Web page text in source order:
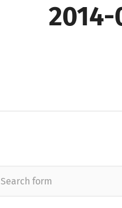
2014-
Search